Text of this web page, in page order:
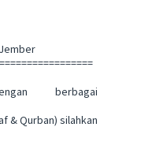
berbagai
& Qurban) silahkan